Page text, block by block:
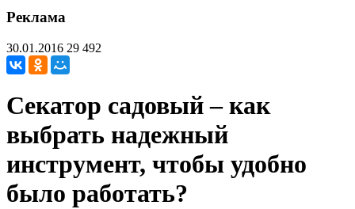
Реклама
30.01.2016 29 492
Секатор садовый – как
выбрать надежный
инструмент, чтобы удобно
было работать?